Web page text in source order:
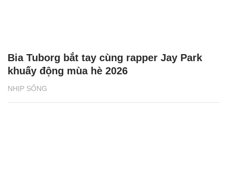
NHỊP SỐNG
Bia Tuborg bắt tay cùng rapper Jay Park
khuấy động mùa hè 2026